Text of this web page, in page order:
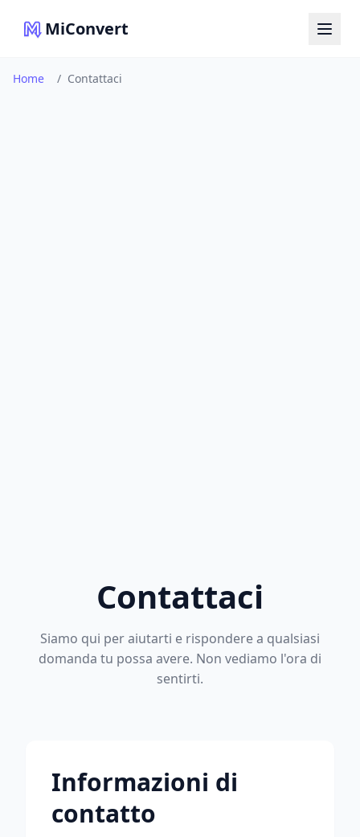
MiConvert
Home / Contattaci
Contattaci
Siamo qui per aiutarti e rispondere a qualsiasi
domanda tu possa avere. Non vediamo l'ora di
sentirti.
Informazioni di
contatto